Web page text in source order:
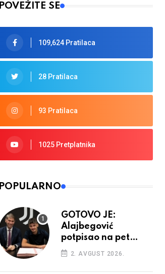
POVEŽITE SE
109,624 Pratilaca
28 Pratilaca
93 Pratilaca
1025 Pretplatnika
POPULARNO
GOTOVO JE:
Alajbegović
potpisao na pet
godina
2. AVGUST 2026.